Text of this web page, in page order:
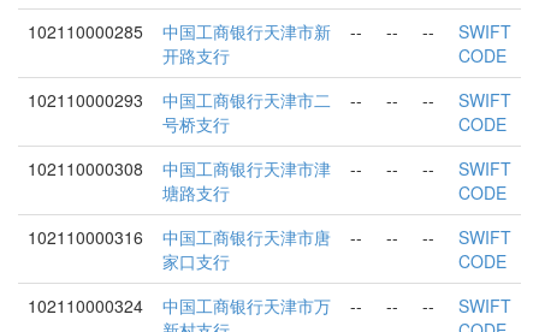
102110000285
中国工商银行天津市新
开路支行
-- -- --
SWIFT
CODE
102110000293
中国工商银行天津市二
号桥支行
-- -- --
SWIFT
CODE
102110000308
中国工商银行天津市津
塘路支行
-- -- --
SWIFT
CODE
102110000316
中国工商银行天津市唐
家口支行
-- -- --
SWIFT
CODE
102110000324
中国工商银行天津市万
-- -- --
SWIFT